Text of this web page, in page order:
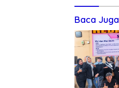
Baca Juga